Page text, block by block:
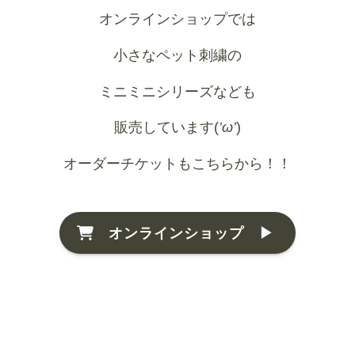
オンラインショップでは
小さなペット刺繍の
ミニミニシリーズなども
販売しています(’ω’)
オーダーチケットもこちらから！！
オンラインショップ ▶